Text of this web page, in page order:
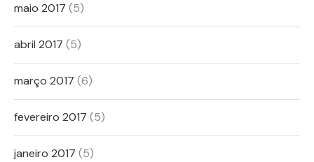
maio 2017 (5)
abril 2017 (5)
março 2017 (6)
fevereiro 2017 (5)
janeiro 2017 (5)